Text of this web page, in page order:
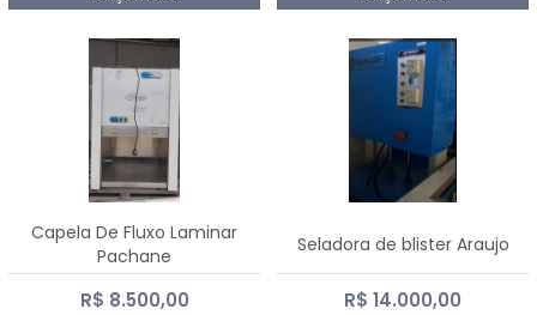
Capela De Fluxo Laminar
Pachane
R$ 8.500,00
Seladora de blister Araujo
R$ 14.000,00